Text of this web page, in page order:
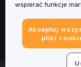
Informacje
wspierać funkcje
Akceptuj
pliki